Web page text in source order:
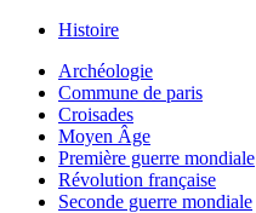
Histoire
Archéologie
Commune de paris
Croisades
Moyen Âge
Première guerre mondiale
Révolution française
Seconde guerre mondiale